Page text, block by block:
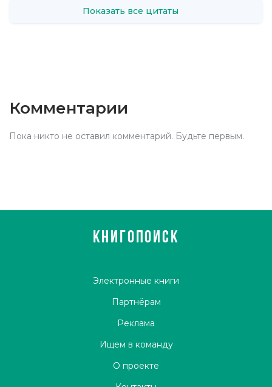
Показать все цитаты
Комментарии
Пока никто не оставил комментарий. Будьте первым.
КНИГОПОИСК
Электронные книги
Партнёрам
Реклама
Ищем в команду
О проекте